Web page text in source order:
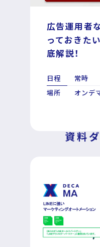
DECA for
DECA for
マーケGAI
デジタル・DX人材育
広告運用者
っておきた
底解説！
日程
常時
場所
オンデ
資料